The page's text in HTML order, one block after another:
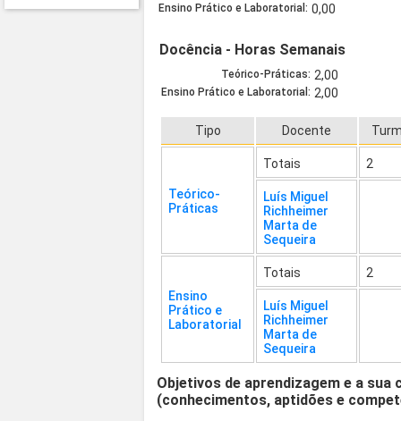
Ensino Prático e Laboratorial: 0,00
Docência - Horas Semanais
Teórico-Práticas: 2,00
Ensino Prático e Laboratorial: 2,00
Tipo Docente
Teórico-
Práticas
Totais 2
Luís Miguel
Richheimer
Marta de
Sequeira
Ensino
Prático e
Laboratorial
Totais 2
Luís Miguel
Richheimer
Marta de
Sequeira
Objetivos de aprendizagem e a
(conhecimentos, aptidões e